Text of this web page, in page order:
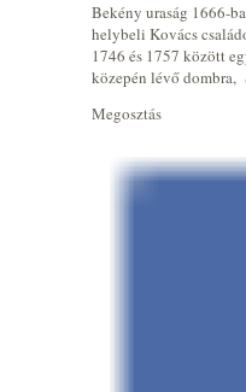
Bekény uraság 1666-
helybeli Kovács
1746 és 1757 között
közepén lévő
Megosztás